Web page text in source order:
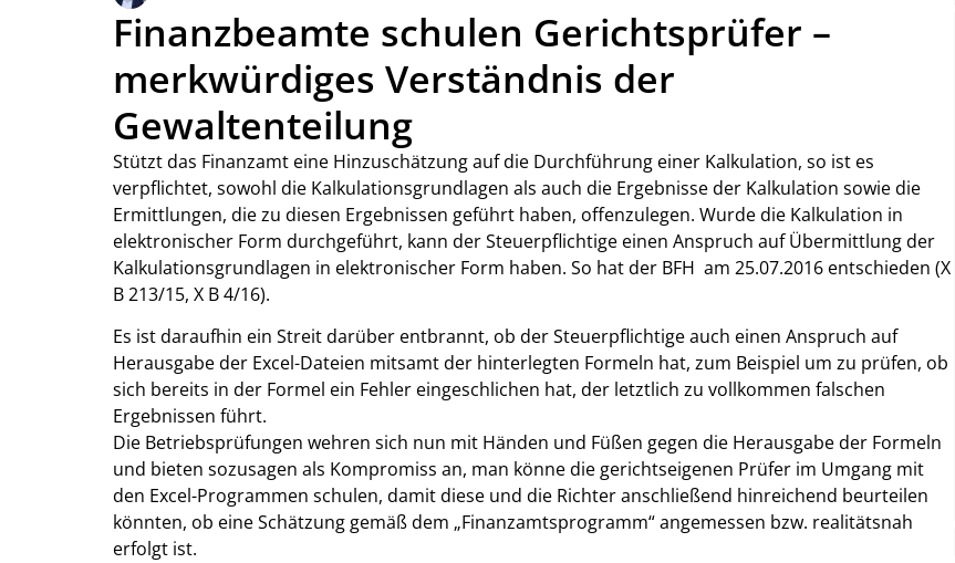
Finanzbeamte schulen Gerichtsprüfer –
merkwürdiges Verständnis der
Gewaltenteilung
Stützt das Finanzamt eine Hinzuschätzung auf die Durchführung einer Kalkulation, so ist es
verpflichtet, sowohl die Kalkulationsgrundlagen als auch die Ergebnisse der Kalkulation sowie die
Ermittlungen, die zu diesen Ergebnissen geführt haben, offenzulegen. Wurde die Kalkulation in
elektronischer Form durchgeführt, kann der Steuerpflichtige einen Anspruch auf Übermittlung der
Kalkulationsgrundlagen in elektronischer Form haben. So hat der BFH am 25.07.2016 entschieden (X
B 213/15, X B 4/16).
Es ist daraufhin ein Streit darüber entbrannt, ob der Steuerpflichtige auch einen Anspruch auf
Herausgabe der Excel-Dateien mitsamt der hinterlegten Formeln hat, zum Beispiel um zu prüfen, ob
sich bereits in der Formel ein Fehler eingeschlichen hat, der letztlich zu vollkommen falschen
Ergebnissen führt.
Die Betriebsprüfungen wehren sich nun mit Händen und Füßen gegen die Herausgabe der Formeln
und bieten sozusagen als Kompromiss an, man könne die gerichtseigenen Prüfer im Umgang mit
den Excel-Programmen schulen, damit diese und die Richter anschließend hinreichend beurteilen
könnten, ob eine Schätzung gemäß dem „Finanzamtsprogramm“ angemessen bzw. realitätsnah
erfolgt ist.